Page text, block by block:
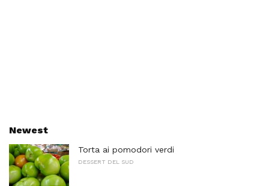
Newest
Torta ai pomodori verdi
DESSERT DEL SUD